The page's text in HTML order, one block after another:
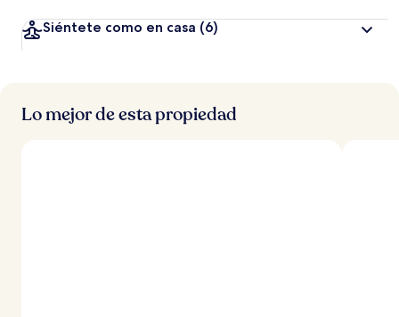
Siéntete como en casa (6)
Lo mejor de esta propiedad